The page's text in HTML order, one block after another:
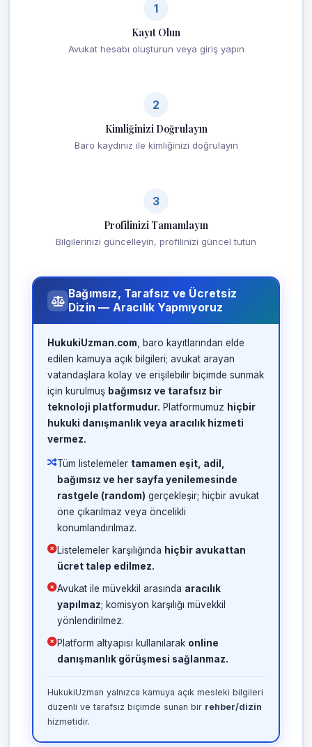
1
Kayıt Olun
Avukat hesabı oluşturun veya giriş yapın
2
Kimliğinizi Doğrulayın
Baro kaydınız ile kimliğinizi doğrulayın
3
Profilinizi Tamamlayın
Bilgilerinizi güncelleyin, profilinizi güncel tutun
Bağımsız, Tarafsız ve Ücretsiz
Dizin — Aracılık Yapmıyoruz
HukukiUzman.com , baro kayıtlarından elde
edilen kamuya açık bilgileri; avukat arayan
vatandaşlara kolay ve erişilebilir biçimde sunmak
için kurulmuş bağımsız ve tarafsız bir
teknoloji platformudur. Platformumuz hiçbir
hukuki danışmanlık veya aracılık hizmeti
vermez.
Tüm listelemeler tamamen eşit, adil,
bağımsız ve her sayfa yenilemesinde
rastgele (random) gerçekleşir; hiçbir avukat
öne çıkarılmaz veya öncelikli
konumlandırılmaz.
Listelemeler karşılığında hiçbir avukattan
ücret talep edilmez.
Avukat ile müvekkil arasında aracılık
yapılmaz; komisyon karşılığı müvekkil
yönlendirilmez.
Platform altyapısı kullanılarak online
danışmanlık görüşmesi sağlanmaz.
HukukiUzman yalnızca kamuya açık mesleki bilgileri
düzenli ve tarafsız biçimde sunan bir rehber/dizin
hizmetidir.